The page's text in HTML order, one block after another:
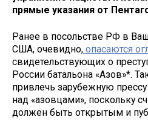
прямые указания от
Ранее в посольстве РФ в
США, очевидно, опасаются
свидетельствующих о
России батальона «Азов»*.
привлечь зарубежную
над «азовцами», поскольку
должен быть открытым и